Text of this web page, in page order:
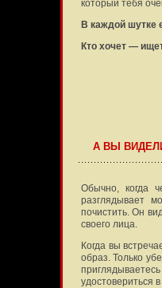
который тебя
В каждой шутке
Кто хочет —
А ВЫ
Обычно, когда
разглядывает
почистить. Он
своего лица.
Когда вы
образ. Только
удостовериться